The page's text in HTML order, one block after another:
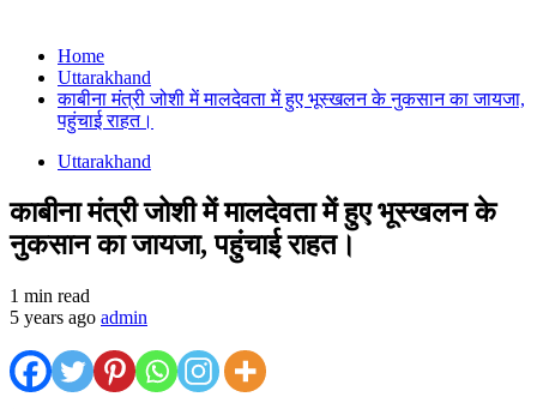
Home
Uttarakhand
काबीना मंत्री जोशी में मालदेवता में हुए भूस्खलन के नुकसान का जायजा,
पहुंचाई राहत।
Uttarakhand
काबीना मंत्री जोशी में मालदेवता में हुए भूस्खलन के
नुकसान का जायजा, पहुंचाई राहत।
1 min read
5 years ago admin